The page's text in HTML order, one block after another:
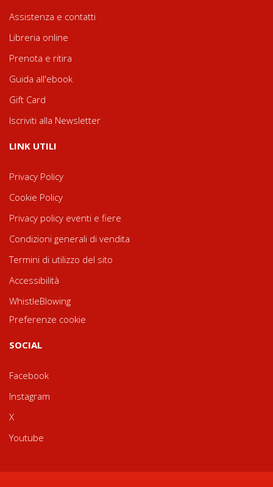
Assistenza e contatti
Libreria online
Prenota e ritira
Guida all'ebook
Gift Card
Iscriviti alla Newsletter
LINK UTILI
Privacy Policy
Cookie Policy
Privacy policy eventi e fiere
Condizioni generali di vendita
Termini di utilizzo del sito
Accessibilità
WhistleBlowing
Preferenze cookie
SOCIAL
Facebook
Instagram
X
Youtube